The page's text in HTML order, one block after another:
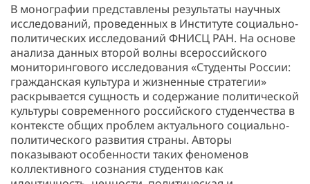
В монографии представлены результаты научных
исследований, проведенных в Институте социально-
политических исследований ФНИСЦ РАН. На основе
анализа данных второй волны всероссийского
мониторингового исследования «Студенты России:
гражданская культура и жизненные стратегии»
раскрывается сущность и содержание политической
культуры современного российского студенчества в
контексте общих проблем актуального социально-
политического развития страны. Авторы
показывают особенности таких феноменов
коллективного сознания студентов как